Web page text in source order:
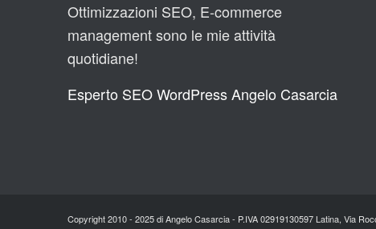
Ottimizzazioni SEO, E-commerce
management sono le mie attività
quotidiane!
Esperto SEO WordPress Angelo Casarcia
Copyright 2010 - 2025 di Angelo Casarcia - P.IVA 02919130597 Latina, Via